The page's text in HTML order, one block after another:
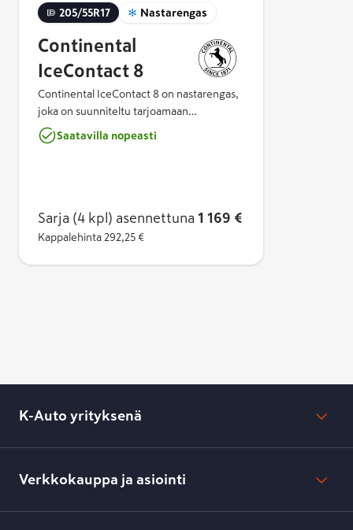
205/55R17 Nastarengas
Continental
IceContact 8
Continental IceContact 8 on nastarengas,
joka on suunniteltu tarjoamaan
maksimaalista pitoa ja hallintaa erityisesti
jäisillä teillä ja vaativissa talviolosuhteissa.
tasaisen suorituskyvyn kaikissa
talvikeleissä. Kestävä rakenne ja
renkaasta pitkäikäisen ja luotettavan
Saatavilla nopeasti
Sarja (4 kpl) asennettuna 1 169 €
Kappalehinta 292,25 €
K-Auto yrityksenä
Lehdistötiedotteet
Toimipisteiden yhteystiedot
Verkkokauppa ja asiointi